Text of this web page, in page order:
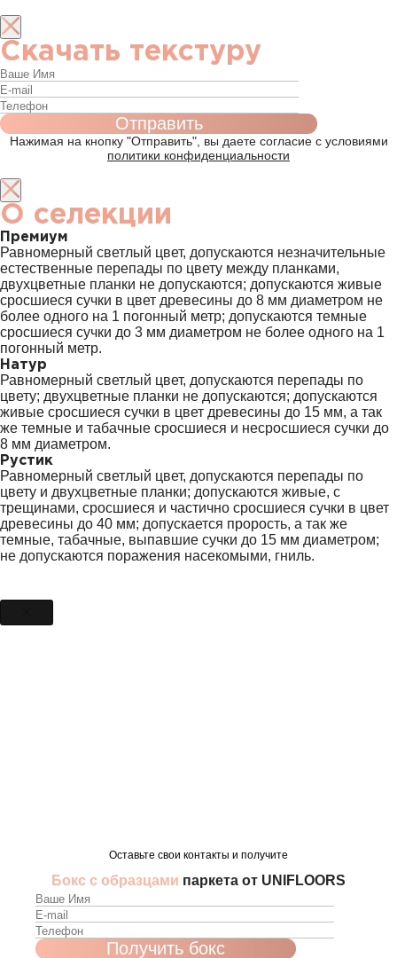
Скачать текстуру
Нажимая на кнопку "Отправить", вы даете согласие с условиями
политики конфиденциальности
О селекции
Премиум
Равномерный светлый цвет, допускаются незначительные
естественные перепады по цвету между планками,
двухцветные планки не допускаются; допускаются живые
сросшиеся сучки в цвет древесины до 8 мм диаметром не
более одного на 1 погонный метр; допускаются темные
сросшиеся сучки до 3 мм диаметром не более одного на 1
погонный метр.
Натур
Равномерный светлый цвет, допускаются перепады по
цвету; двухцветные планки не допускаются; допускаются
живые сросшиеся сучки в цвет древесины до 15 мм, а так
же темные и табачные сросшиеся и несросшиеся сучки до
8 мм диаметром.
Рустик
Равномерный светлый цвет, допускаются перепады по
цвету и двухцветные планки; допускаются живые, с
трещинами, сросшиеся и частично сросшиеся сучки в цвет
древесины до 40 мм; допускается прорость, а так же
темные, табачные, выпавшие сучки до 15 мм диаметром;
не допускаются поражения насекомыми, гниль.
Оставьте свои контакты и получите
Бокс с образцами паркета от UNIFLOORS